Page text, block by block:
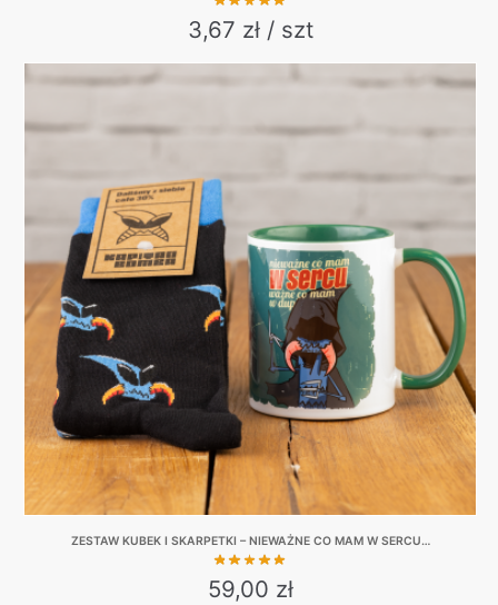
3,67 zł / szt
ZESTAW KUBEK I SKARPETKI – NIEWAŻNE CO MAM W SERCU…
59,00 zł